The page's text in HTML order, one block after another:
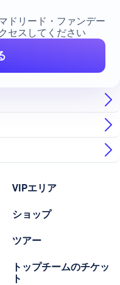
ドリード・ファンデー
セスしてください
VIPエリア
ショップ
ツアー
トップチームのチケッ
ト